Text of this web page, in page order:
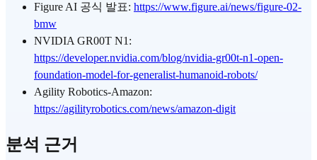
Figure AI 공식 발표: https://www.figure.ai/news/figure-02-
bmw
NVIDIA GR00T N1:
https://developer.nvidia.com/blog/nvidia-gr00t-n1-open-
foundation-model-for-generalist-humanoid-robots/
Agility Robotics-Amazon:
https://agilityrobotics.com/news/amazon-digit
분석 근거